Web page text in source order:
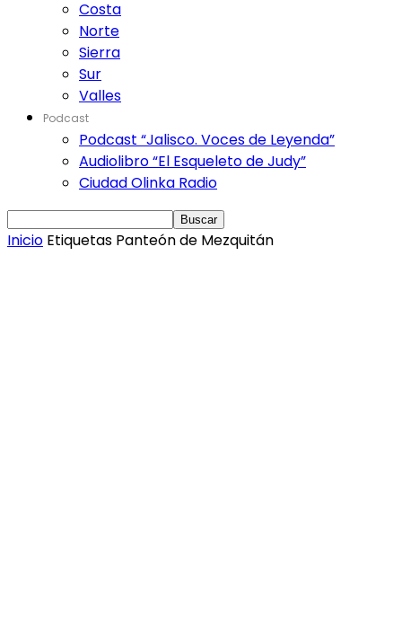
Costa
Norte
Sierra
Sur
Valles
Podcast
Podcast “Jalisco. Voces de Leyenda”
Audiolibro “El Esqueleto de Judy”
Ciudad Olinka Radio
Inicio Etiquetas Panteón de Mezquitán